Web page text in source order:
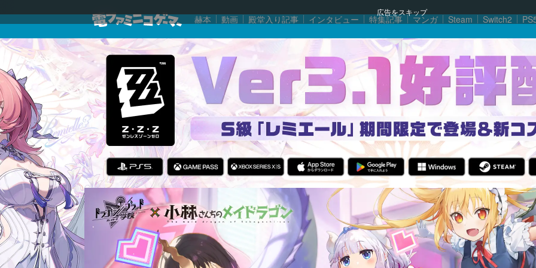
広告をスキップ
赫本 動画 殿堂入り記事 インタビュー 特集記事 マンガ Steam Switch2